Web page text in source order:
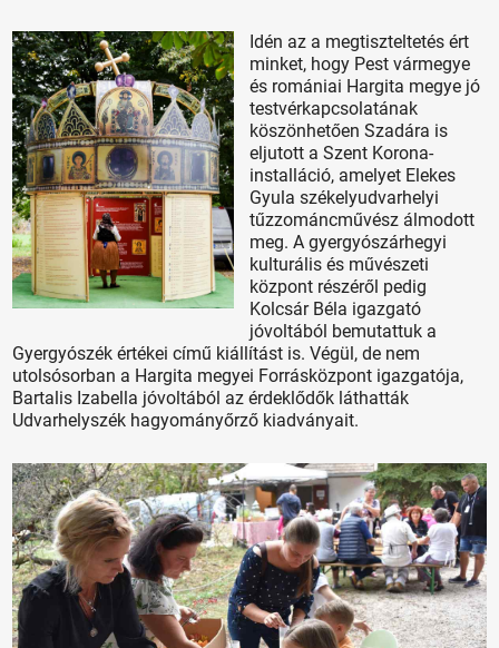
Idén az a megtiszteltetés ért
minket, hogy Pest vármegye
és romániai Hargita megye jó
testvérkapcsolatának
köszönhetően Szadára is
eljutott a Szent Korona-
installáció, amelyet Elekes
Gyula székelyudvarhelyi
tűzzománcművész álmodott
meg. A gyergyószárhegyi
kulturális és művészeti
központ részéről pedig
Kolcsár Béla igazgató
jóvoltából bemutattuk a
Gyergyószék értékei című kiállítást is. Végül, de nem
utolsósorban a Hargita megyei Forrásközpont igazgatója,
Bartalis Izabella jóvoltából az érdeklődők láthatták
Udvarhelyszék hagyományőrző kiadványait.